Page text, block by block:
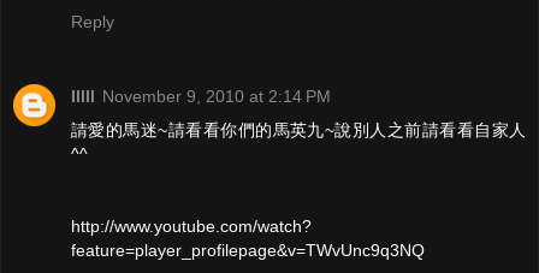
Reply
IIIII November 9, 2010 at 2:14 PM
請愛的馬迷~請看看你們的馬英九~說別人之前請看看自家人
^^
http://www.youtube.com/watch?
feature=player_profilepage&v=TWvUnc9q3NQ